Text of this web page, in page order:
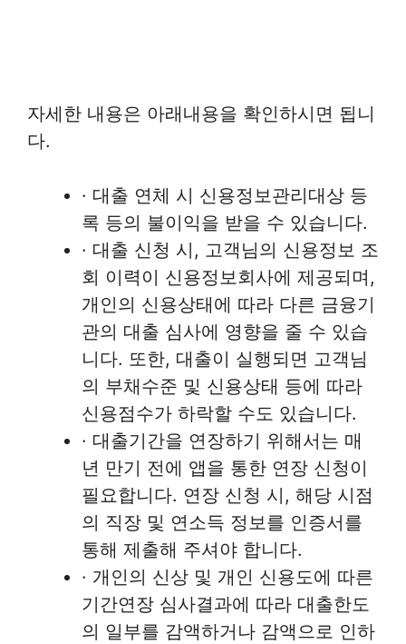
자세한 내용은 아래내용을 확인하시면 됩니
다.
· 대출 연체 시 신용정보관리대상 등
록 등의 불이익을 받을 수 있습니다.
· 대출 신청 시, 고객님의 신용정보 조
회 이력이 신용정보회사에 제공되며,
개인의 신용상태에 따라 다른 금융기
관의 대출 심사에 영향을 줄 수 있습
니다. 또한, 대출이 실행되면 고객님
의 부채수준 및 신용상태 등에 따라
신용점수가 하락할 수도 있습니다.
· 대출기간을 연장하기 위해서는 매
년 만기 전에 앱을 통한 연장 신청이
필요합니다. 연장 신청 시, 해당 시점
의 직장 및 연소득 정보를 인증서를
통해 제출해 주셔야 합니다.
· 개인의 신상 및 개인 신용도에 따른
기간연장 심사결과에 따라 대출한도
의 일부를 감액하거나 감액으로 인하